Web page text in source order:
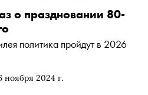
ноября 2024 г.
о праздновании 80-
политика пройдут в 2026